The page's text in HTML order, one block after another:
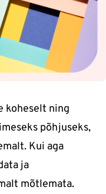
koheselt ning
põhjuseks,
Kui aga
ja
mõtlemata.